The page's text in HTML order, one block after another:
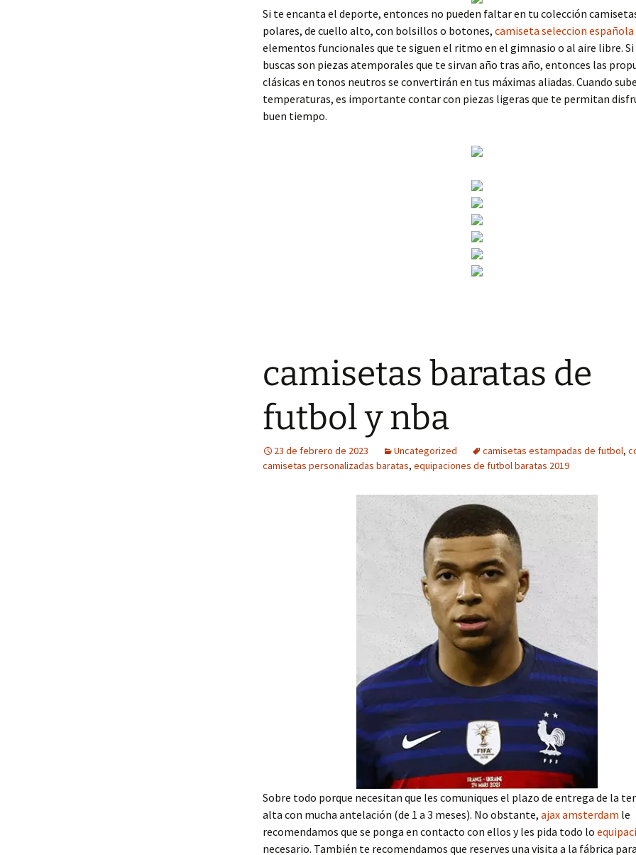
Si te encanta el deporte, entonces no pueden faltar en tu colección
polares, de cuello alto, con bolsillos o botones, camiseta seleccion española
elementos funcionales que te siguen el ritmo en el gimnasio o al aire libre. Si
buscas son piezas atemporales que te sirvan año tras año, entonces las
clásicas en tonos neutros se convertirán en tus máximas aliadas. Cuando
temperaturas, es importante contar con piezas ligeras que te permitan
buen tiempo.
camisetas baratas de
futbol y nba
23 de febrero de 2023 Uncategorized camisetas estampadas de futbol,
camisetas personalizadas baratas, equipaciones de futbol baratas 2019
Sobre todo porque necesitan que les comuniques el plazo de entrega de la
alta con mucha antelación (de 1 a 3 meses). No obstante, ajax amsterdam le
recomendamos que se ponga en contacto con ellos y les pida todo lo
necesario. También te recomendamos que reserves una visita a la fábrica